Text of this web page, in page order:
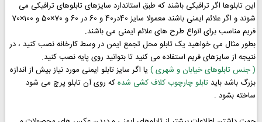
این تابلوها اگر ترافیکی باشند که طبق استاندارد سایزهای تابلوهای ترافیکی می
شوند و اگر علائم ایمنی باشند معمولا سایز 40در40 و 60 در 60 و 70×50 و 100×70
فریم مناسب برای انواع طرح های علائم ایمنی می باشند.
بطور مثال می خواهید یک تابلو محل تجمع ایمن در وسط کارخانه نصب کنید ، در
نتیجه از سایزهای فریم استفاده می کنید تا بتوانید روی پایه نصب کنید.
( جنس تابلوهای خیابان و شهری ) یا اگر سایز تابلو ایمنی مورد نیاز بیش از اندازه
بزرگ باشد بایدتابلو چارچوب کلاف کشی شدهکه روی آن تابلو پرچ می شود
ساخته بشود .